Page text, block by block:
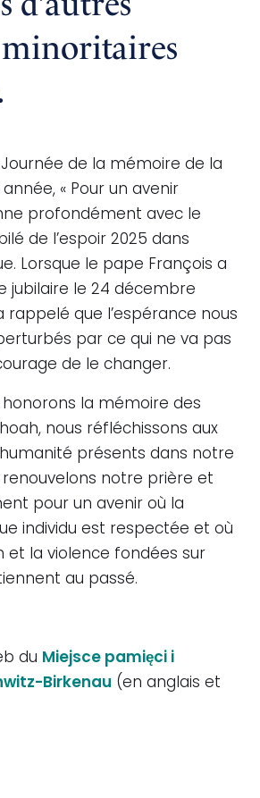
de la mémoire de la
« Pour un avenir
profondément avec le
de l’espoir 2025 dans
Lorsque le pape François a
jubilaire le 24 décembre
rappelé que l’espérance nous
par ce qui ne va pas
de le changer.
honorons la mémoire des
nous réfléchissons aux
présents dans notre
notre prière et
pour un avenir où la
individu est respectée et où
et la violence fondées sur
au passé.
du Miejsce pamięci i
Birkenau (en anglais et